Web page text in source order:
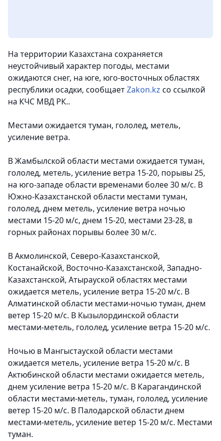
На территории Казахстана сохраняется
неустойчивый характер погоды, местами
ожидаются снег, на юге, юго-восточных областях
республики осадки, сообщаетZakon.kz со ссылкой
на КЧС МВД РК..
Местами ожидается туман, гололед, метель,
усиление ветра.
В Жамбылской области местами ожидается туман,
гололед, метель, усиление ветра 15-20, порывы 25,
на юго-западе области временами более 30 м/с. В
Южно-Казахстанской области местами туман,
гололед, днем метель, усиление ветра ночью
местами 15-20 м/с, днем 15-20, местами 23-28, в
горных районах порывы более 30 м/с.
В Акмолинской, Северо-Казахстанской,
Костанайской, Восточно-Казахстанской, Западно-
Казахстанской, Атырауской областях местами
ожидается метель, усиление ветра 15-20 м/с. В
Алматинской области местами-ночью туман, днем
ветер 15-20 м/с. В Кызылординской области
местами-метель, гололед, усиление ветра 15-20 м/с.
Ночью в Мангыстауской области местами
ожидается метель, усиление ветра 15-20 м/с. В
Актюбинской области местами ожидается метель,
днем усиление ветра 15-20 м/с. В Карагандинской
области местами-метель, туман, гололед, усиление
ветер 15-20 м/с. В Палодарской области днем
местами-метель, усиление ветер 15-20 м/с. Местами
туман.